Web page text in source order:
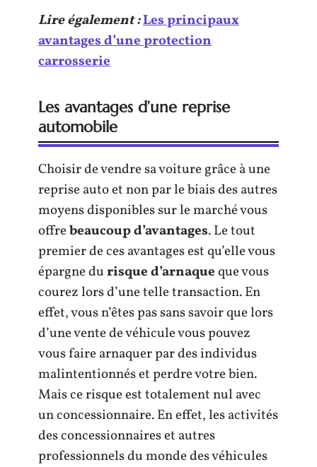
Lire également :Les principaux
avantages d’une protection
carrosserie
Les avantages d’une reprise
automobile
Choisir de vendre sa voiture grâce à une
reprise auto et non par le biais des autres
moyens disponibles sur le marché vous
offrebeaucoup d’avantages. Le tout
premier de ces avantages est qu’elle vous
épargne durisque d’arnaqueque vous
courez lors d’une telle transaction. En
effet, vous n’êtes pas sans savoir que lors
d’une vente de véhicule vous pouvez
vous faire arnaquer par des individus
malintentionnés et perdre votre bien.
Mais ce risque est totalement nul avec
un concessionnaire. En effet, les activités
des concessionnaires et autres
professionnels du monde des véhicules